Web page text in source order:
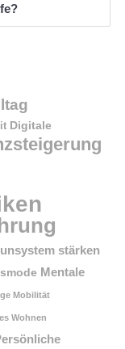
Digitale
stärken
Mentale
Mobilität
Wohnen